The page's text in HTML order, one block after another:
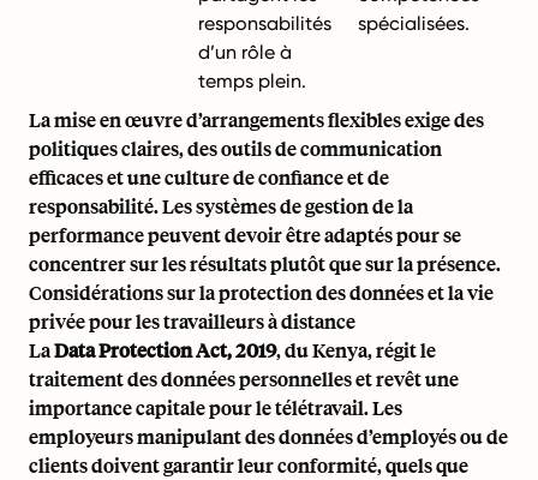
responsabilités
d’un rôle à
temps plein.
spécialisées.
La mise en œuvre d’arrangements flexibles exige des
politiques claires, des outils de communication
efficaces et une culture de confiance et de
responsabilité. Les systèmes de gestion de la
performance peuvent devoir être adaptés pour se
concentrer sur les résultats plutôt que sur la présence.
Considérations sur la protection des données et la vie
privée pour les travailleurs à distance
LaData Protection Act, 2019, du Kenya, régit le
traitement des données personnelles et revêt une
importance capitale pour le télétravail. Les
employeurs manipulant des données d’employés ou de
clients doivent garantir leur conformité, quels que